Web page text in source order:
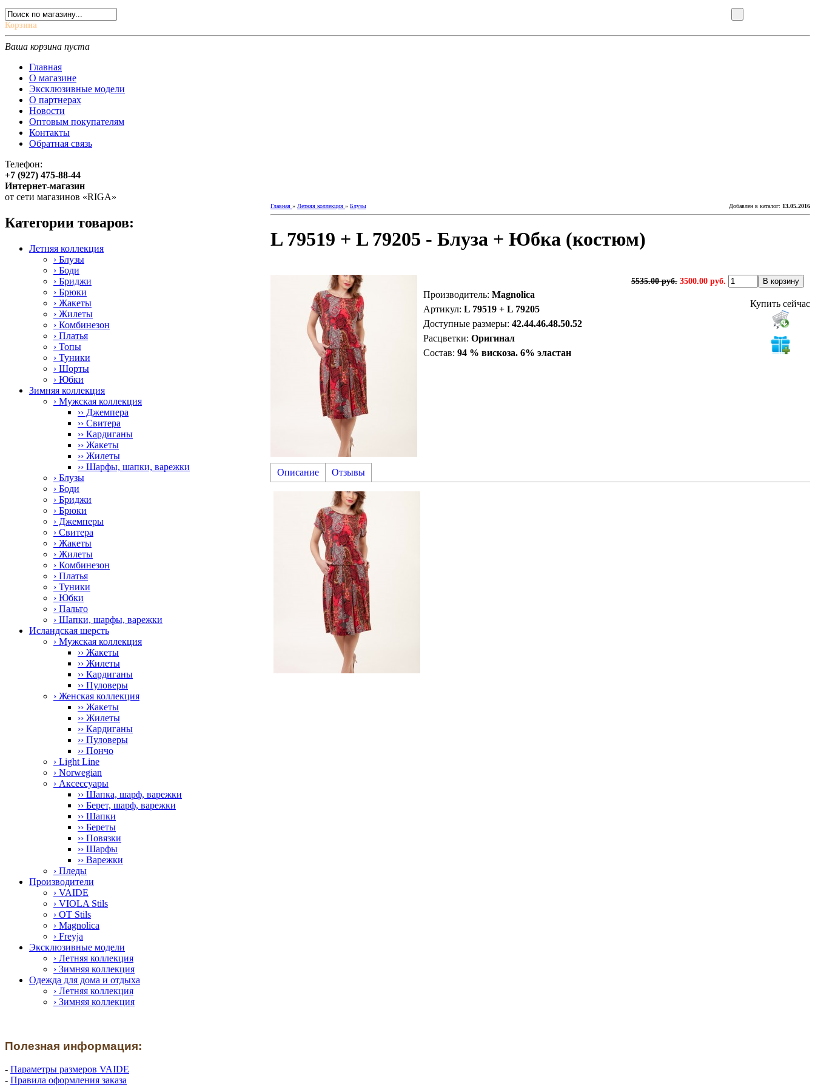
Корзина
Ваша корзина пуста
Главная
О магазине
Эксклюзивные модели
О партнерах
Новости
Оптовым покупателям
Контакты
Обратная связь
Телефон:
+7 (927) 475-88-44
Интернет-магазин
от сети магазинов «RIGA»
Категории товаров:
Летняя коллекция
› Блузы
› Боди
› Бриджи
› Брюки
› Жакеты
› Жилеты
› Комбинезон
› Платья
› Топы
› Туники
› Шорты
› Юбки
Зимняя коллекция
› Мужская коллекция
›› Джемпера
›› Свитера
›› Кардиганы
›› Жакеты
›› Жилеты
›› Шарфы, шапки, варежки
› Блузы
› Боди
› Бриджи
› Брюки
› Джемперы
› Свитера
› Жакеты
› Жилеты
› Комбинезон
› Платья
› Туники
› Юбки
› Пальто
› Шапки, шарфы, варежки
Исландская шерсть
› Мужская коллекция
›› Жакеты
›› Жилеты
›› Кардиганы
›› Пуловеры
› Женская коллекция
›› Жакеты
›› Жилеты
›› Кардиганы
›› Пуловеры
›› Пончо
› Light Line
› Norwegian
› Аксессуары
›› Шапка, шарф, варежки
›› Берет, шарф, варежки
›› Шапки
›› Береты
›› Повязки
›› Шарфы
›› Варежки
› Пледы
Производители
› VAIDE
› VIOLA Stils
› OT Stils
› Magnolica
› Freyja
Эксклюзивные модели
› Летняя коллекция
› Зимняя коллекция
Одежда для дома и отдыха
› Летняя коллекция
› Зимняя коллекция
Полезная информация:
- Параметры размеров VAIDE
- Правила оформления заказа
Главная » Летняя коллекция » Блузы Добавлен в каталог: 13.05.2016
L 79519 + L 79205 - Блуза + Юбка (костюм)
5535.00 руб. 3500.00 руб.
Производитель: Magnolica
Артикул: L 79519 + L 79205
Доступные размеры: 42.44.46.48.50.52
Расцветки: Оригинал
Состав: 94 % вискоза. 6% эластан
Купить сейчас
Описание Отзывы